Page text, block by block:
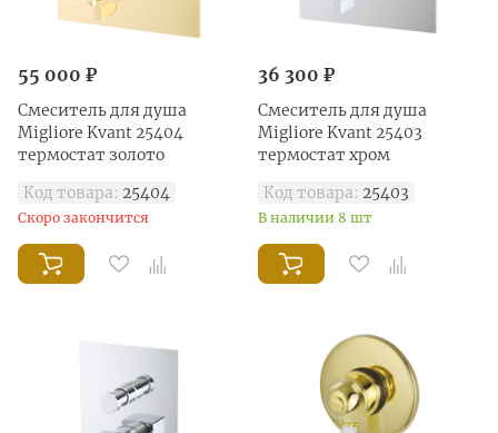
55 000 ₽
Смеситель для душа
Migliore Kvant 25404
термостат золото
Код товара: 25404
Скоро закончится
36 300 ₽
Смеситель для душа
Migliore Kvant 25403
термостат хром
Код товара: 25403
В наличии 8 шт